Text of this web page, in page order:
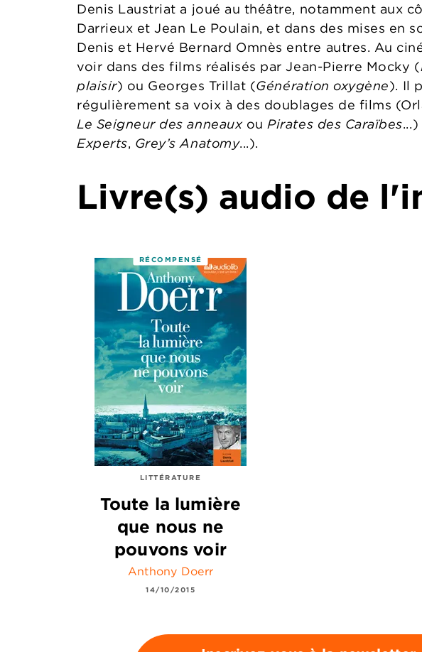
Denis Laustriat a joué au théâtre, notamment aux
Darrieux et Jean Le Poulain, et dans des mises en
Denis et Hervé Bernard Omnès entre autres. Au
voir dans des films réalisés par Jean-Pierre Mocky (
plaisir) ou Georges Trillat (Génération oxygène). Il
régulièrement sa voix à des doublages de films
Le Seigneur des anneaux ouPirates des Caraïbes
Experts, Grey’s Anatomy...).
Livre(s) audio de
RÉCOMPENSÉ
LITTÉRATURE
Toute la lumière
que nous ne
pouvons voir
Anthony Doerr
14/10/2015